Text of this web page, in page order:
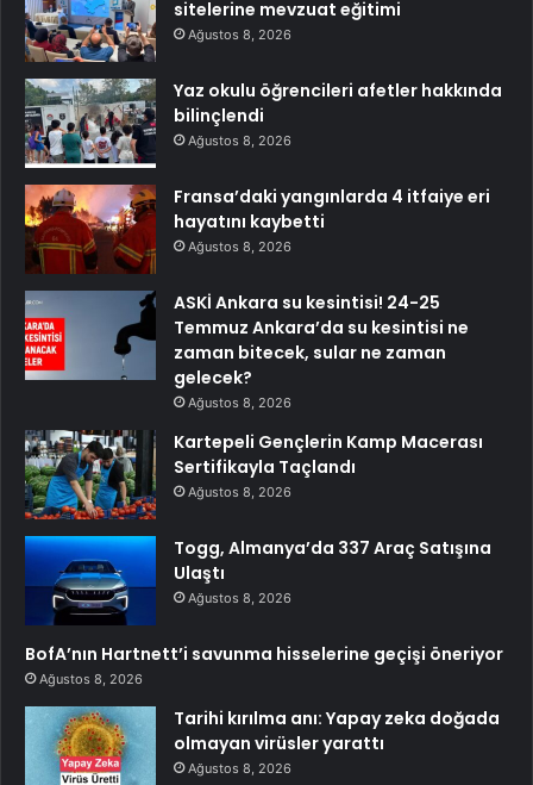
sitelerine mevzuat eğitimi
Ağustos 8, 2026
Yaz okulu öğrencileri afetler hakkında
bilinçlendi
Ağustos 8, 2026
Fransa’daki yangınlarda 4 itfaiye eri
hayatını kaybetti
Ağustos 8, 2026
ASKİ Ankara su kesintisi! 24-25
Temmuz Ankara’da su kesintisi ne
zaman bitecek, sular ne zaman
gelecek?
Ağustos 8, 2026
Kartepeli Gençlerin Kamp Macerası
Sertifikayla Taçlandı
Ağustos 8, 2026
Togg, Almanya’da 337 Araç Satışına
Ulaştı
Ağustos 8, 2026
BofA’nın Hartnett’i savunma hisselerine geçişi öneriyor
Ağustos 8, 2026
Tarihi kırılma anı: Yapay zeka doğada
olmayan virüsler yarattı
Ağustos 8, 2026